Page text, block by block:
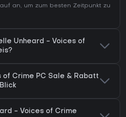
an, um zum besten Zeitpunkt zu
Unheard - Voices of
of Crime PC Sale & Rabatt
- Voices of Crime